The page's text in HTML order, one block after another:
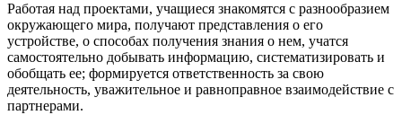
Работая над проектами, учащиеся знакомятся с разнообразием
окружающего мира, получают представления о его
устройстве, о способах получения знания о нем, учатся
самостоятельно добывать информацию, систематизировать и
обобщать ее; формируется ответственность за свою
деятельность, уважительное и равноправное взаимодействие с
партнерами.